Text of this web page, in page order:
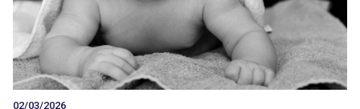
02/03/2026